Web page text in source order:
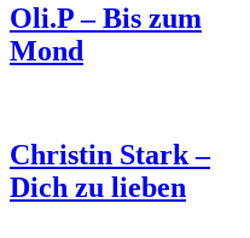
Oli.P – Bis zum
Mond
Christin Stark –
Dich zu lieben